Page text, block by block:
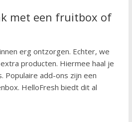
met een fruitbox of
erg ontzorgen. Echter, we
producten. Hiermee haal je
Populaire add-ons zijn een
HelloFresh biedt dit al